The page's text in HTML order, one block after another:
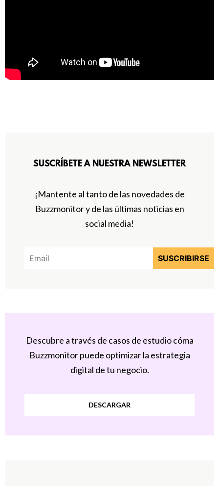
SUSCRÍBETE A NUESTRA NEWSLETTER
¡Mantente al tanto de las novedades de
Buzzmonitor y de las últimas noticias en
social media!
Descubre a través de casos de estudio cóma
Buzzmonitor puede optimizar la estrategia
digital de tu negocio.
DESCARGAR